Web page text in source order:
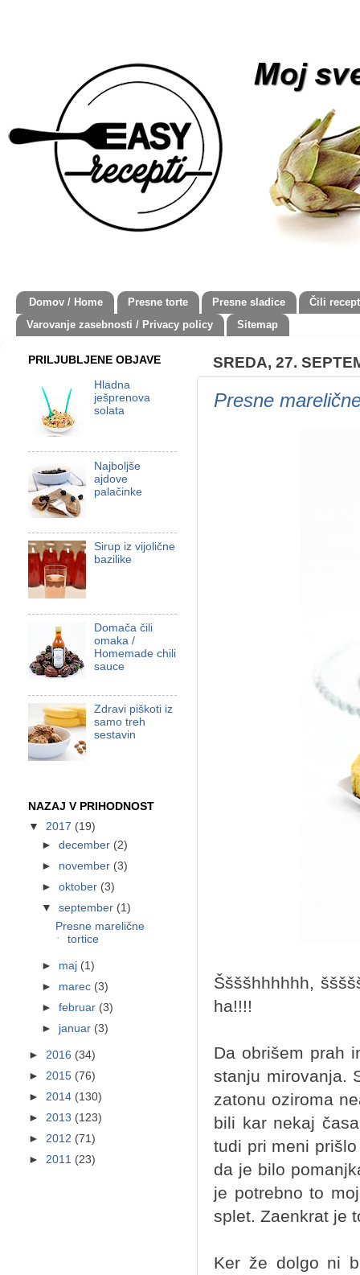
Domov / Home Presne torte Presne sladice
Čili
Varovanje zasebnosti / Privacy policy
Sitemap
SREDA, 27.
Presne
Ššššhhhhhh,
ha!!!!
Da obrišem prah
stanju mirovanja.
zatonu oziroma
bili kar nekaj
tudi pri meni
da je bilo
je potrebno to
splet. Zaenkrat je
Ker že dolgo ni
PRILJUBLJENE OBJAVE
Hladna
ješprenova
solata
Najboljše
ajdove
palačinke
Sirup iz vijolične
bazilike
Domača čili
omaka /
Homemade chili
sauce
Zdravi piškoti iz
samo treh
sestavin
NAZAJ V PRIHODNOST
▼ 2017 (19)
►december (2)
► november (3)
►oktober (3)
▼september (1)
Presne marelične
tortice
► maj (1)
► marec (3)
►februar (3)
► januar (3)
► 2016 (34)
► 2015 (76)
► 2014 (130)
► 2013 (123)
► 2012 (71)
► 2011 (23)